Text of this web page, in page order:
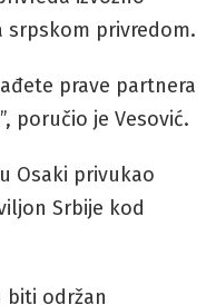
privredom.
prave partnera
poručio je Vesović.
Osaki privukao
Srbije kod
biti održan